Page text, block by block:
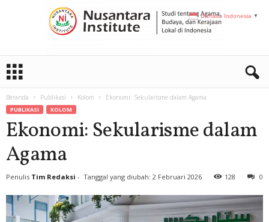
Beranda Publikasi Kolom Ekonomi: Sekularisme dalam Agama
PUBLIKASI KOLOM
Ekonomi: Sekularisme dalam
Agama
Penulis Tim Redaksi - Tanggal yang diubah: 2 Februari 2026 128 0
Bahasa Indonesia ▼